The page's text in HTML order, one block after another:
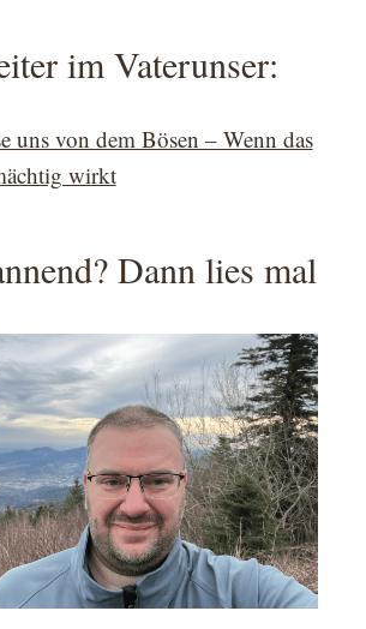
im Vaterunser:
uns von dem Bösen – Wenn das
wirkt
Dann lies mal